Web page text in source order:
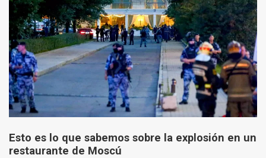
Esto es lo que sabemos sobre la explosión en un
restaurante de Moscú